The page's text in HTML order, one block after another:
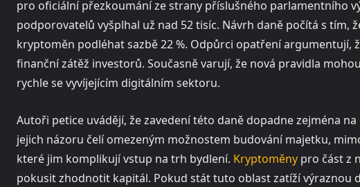
pro oficiální přezkoumání ze strany příslušného parlamentního
podporovatelů vyšplhal už nad 52 tisíc. Návrh daně počítá s tím,
kryptoměn podléhat sazbě 22 %. Odpůrci opatření argumentují,
finanční zátěž investorů. Současně varují, že nová pravidla
rychle se vyvíjejícím digitálním sektoru.
Autoři petice uvádějí, že zavedení této daně dopadne zejména
jejich názoru čelí omezeným možnostem budování majetku,
které jim komplikují vstup na trh bydlení. Kryptoměny pro část z
pokusit zhodnotit kapitál. Pokud stát tuto oblast zatíží výraznou